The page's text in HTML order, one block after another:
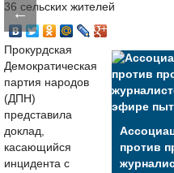
←
против
Прокурдская
Демократическая
партия народов
(ДПН)
представила
доклад,
касающийся
инцидента с